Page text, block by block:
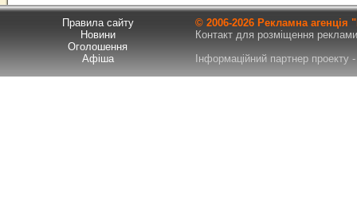
Правила сайту
Новини
Оголошення
Афіша
© 2006-2026 Рекламна
Контакт для розміщення
Інформаційний партнер проекту